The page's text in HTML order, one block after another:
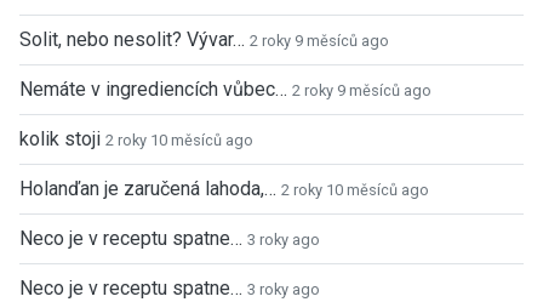
Solit, nebo nesolit? Vývar… 2 roky 9 měsíců ago
Nemáte v ingrediencích vůbec… 2 roky 9 měsíců ago
kolik stoji 2 roky 10 měsíců ago
Holanďan je zaručená lahoda,… 2 roky 10 měsíců ago
Neco je v receptu spatne… 3 roky ago
Neco je v receptu spatne… 3 roky ago